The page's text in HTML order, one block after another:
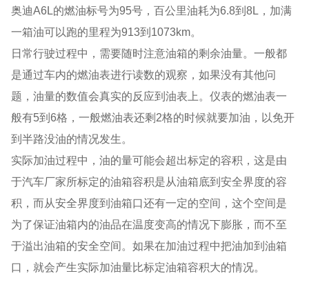
奥迪A6L的燃油标号为95号，百公里油耗为6.8到8L，加满
一箱油可以跑的里程为913到1073km。
日常行驶过程中，需要随时注意油箱的剩余油量。一般都
是通过车内的燃油表进行读数的观察，如果没有其他问
题，油量的数值会真实的反应到油表上。仪表的燃油表一
般有5到6格，一般燃油表还剩2格的时候就要加油，以免开
到半路没油的情况发生。
实际加油过程中，油的量可能会超出标定的容积，这是由
于汽车厂家所标定的油箱容积是从油箱底到安全界度的容
积，而从安全界度到油箱口还有一定的空间，这个空间是
为了保证油箱内的油品在温度变高的情况下膨胀，而不至
于溢出油箱的安全空间。如果在加油过程中把油加到油箱
口，就会产生实际加油量比标定油箱容积大的情况。